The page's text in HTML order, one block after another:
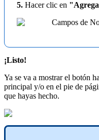
5. Hacer clic en
¡Listo!
Ya se va a mostrar el botón
principal y/o en el pie de
que hayas hecho.